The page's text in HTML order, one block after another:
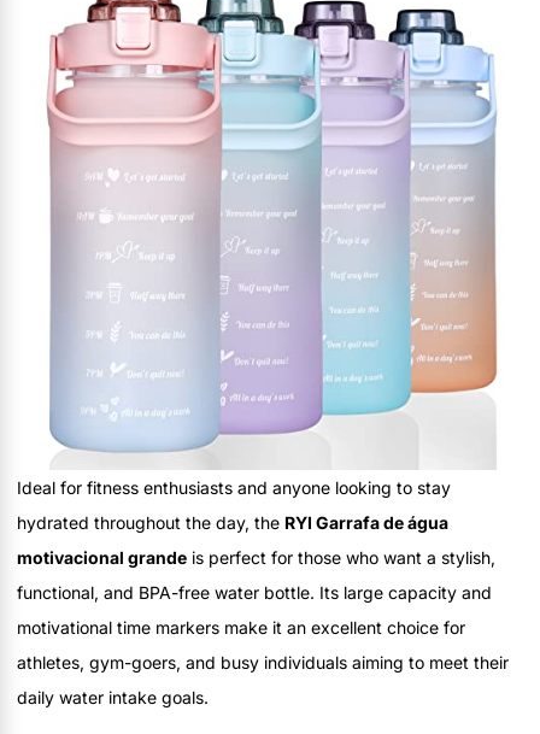
Ideal for fitness enthusiasts and anyone looking to stay
hydrated throughout the day, the RYI Garrafa de água
motivacional grande is perfect for those who want a stylish,
functional, and BPA-free water bottle. Its large capacity and
motivational time markers make it an excellent choice for
athletes, gym-goers, and busy individuals aiming to meet their
daily water intake goals.